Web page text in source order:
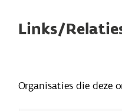
Links/
Organisaties die deze